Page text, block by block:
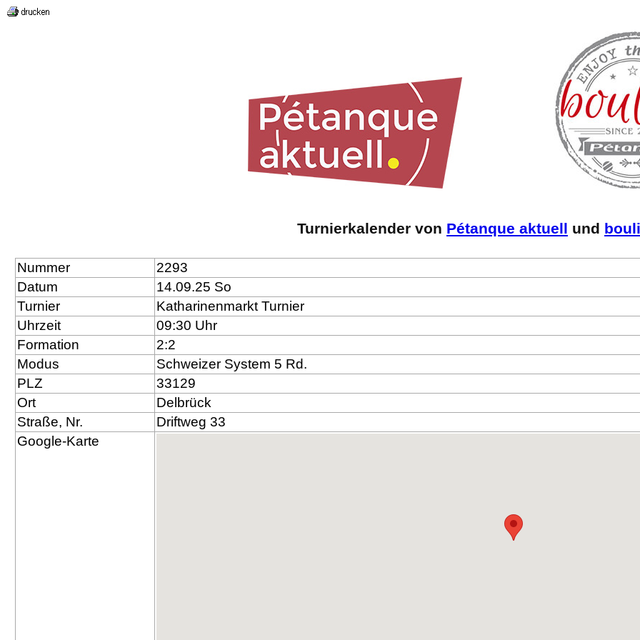
Turnierkalender von Pétanque aktuell und
Nummer
2293
Datum
14.09.25 So
Turnier
Katharinenmarkt Turnier
Uhrzeit
09:30 Uhr
Formation
2:2
Modus
Schweizer System 5 Rd.
PLZ
33129
Ort
Delbrück
Straße, Nr.
Driftweg 33
Google-Karte